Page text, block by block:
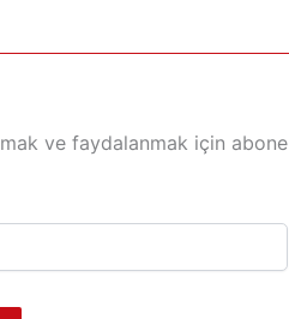
ve faydalanmak için abone